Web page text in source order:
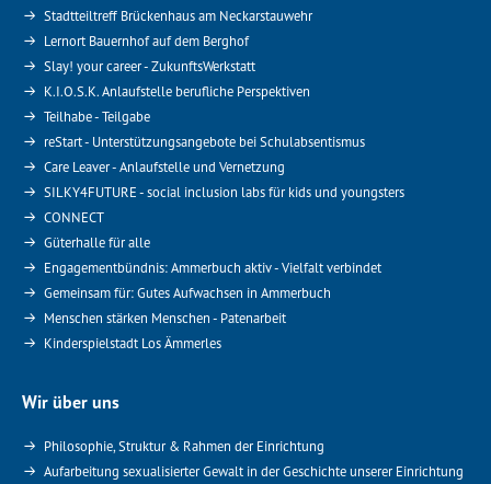
Stadtteiltreff Brückenhaus am Neckarstauwehr
Lernort Bauernhof auf dem Berghof
Slay! your career - ZukunftsWerkstatt
K.I.O.S.K. Anlaufstelle berufliche Perspektiven
Teilhabe - Teilgabe
reStart - Unterstützungsangebote bei Schulabsentismus
Care Leaver - Anlaufstelle und Vernetzung
SILKY4FUTURE - social inclusion labs für kids und youngsters
CONNECT
Güterhalle für alle
Engagementbündnis: Ammerbuch aktiv - Vielfalt verbindet
Gemeinsam für: Gutes Aufwachsen in Ammerbuch
Menschen stärken Menschen - Patenarbeit
Kinderspielstadt Los Ämmerles
Wir über uns
Philosophie, Struktur & Rahmen der Einrichtung
Aufarbeitung sexualisierter Gewalt in der Geschichte unserer Einrichtung